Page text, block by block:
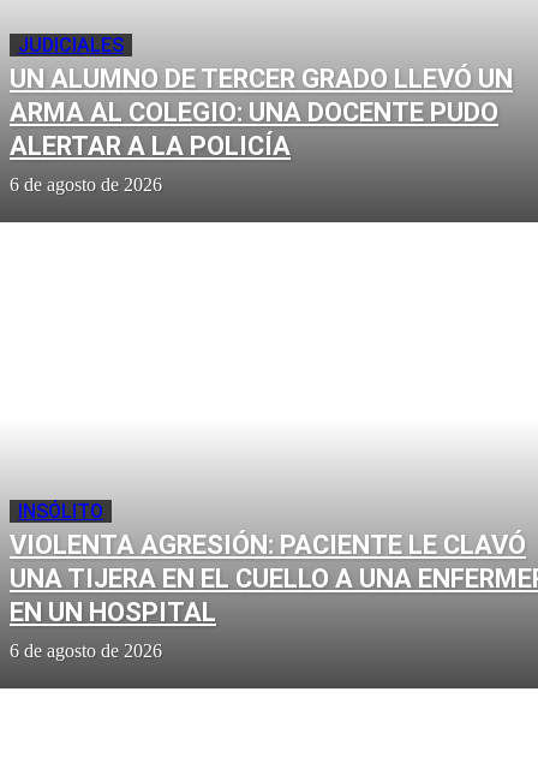
JUDICIALES
UN ALUMNO DE TERCER GRADO LLEVÓ UN
ARMA AL COLEGIO: UNA DOCENTE PUDO
ALERTAR A LA POLICÍA
6 de agosto de 2026
INSÓLITO
VIOLENTA AGRESIÓN: PACIENTE LE CLAVÓ
UNA TIJERA EN EL CUELLO A UNA
EN UN HOSPITAL
6 de agosto de 2026